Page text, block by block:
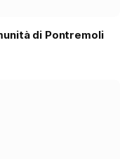
di Pontremoli